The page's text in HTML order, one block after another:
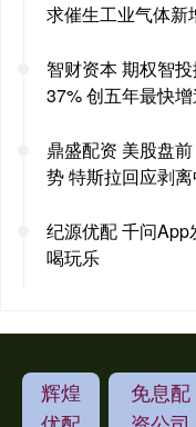
求催生工业气体新
智财资本 期权智
37% 创五年最快
鼎盛配资 美股盘
势 特斯拉回应剥
纪源优配 千问
喝玩乐
辉煌
免息配